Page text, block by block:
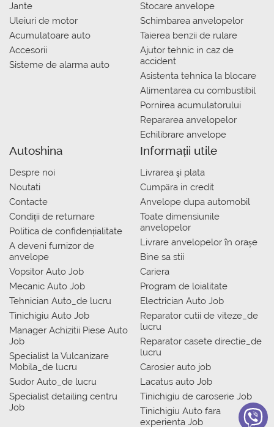
Jante
Uleiuri de motor
Acumulatoare auto
Accesorii
Sisteme de alarma auto
Stocare anvelope
Schimbarea anvelopelor
Taierea benzii de rulare
Ajutor tehnic in caz de
accident
Asistenta tehnica la blocare
Alimentarea cu combustibil
Pornirea acumulatorului
Repararea anvelopelor
Echilibrare anvelope
Autoshina
Despre noi
Noutati
Contacte
Condiții de returnare
Politica de confidențialitate
A deveni furnizor de
anvelope
Vopsitor Auto Job
Mecanic Auto Job
Tehnician Auto_de lucru
Tinichigiu Auto Job
Manager Achizitii Piese Auto
Job
Specialist la Vulcanizare
Mobila_de lucru
Sudor Auto_de lucru
Specialist detailing centru
Job
Informații utile
Livrarea şi plata
Сumpăra in credit
Anvelope dupa automobil
Toate dimensiunile
anvelopelor
Livrare anvelopelor în orașe
Bine sa stii
Cariera
Program de loialitate
Electrician Auto Job
Reparator cutii de viteze_de
lucru
Reparator casete directie_de
lucru
Carosier auto job
Lacatus auto Job
Tinichigiu de caroserie Job
Tinichigiu Auto fara
experienta Job